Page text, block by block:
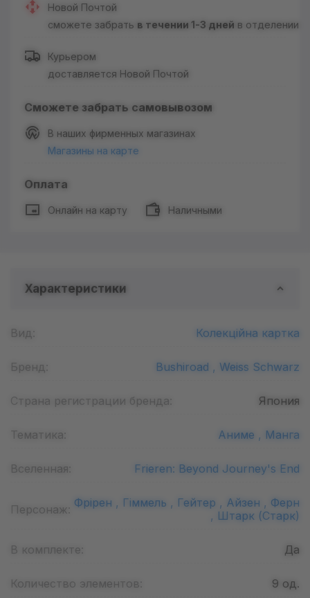
Новой Почтой
сможете забрать в течении 1-3 дней в отделении
Курьером
доставляется Новой Почтой
Сможете забрать самовывозом
В наших фирменных магазинах
Магазины на карте
Оплата
Онлайн на карту Наличными
Характеристики
Вид: Колекційна картка
Бренд: Bushiroad , Weiss Schwarz
Страна регистрации бренда: Япония
Тематика: Аниме , Манга
Вселенная: Frieren: Beyond Journey's End
Персонаж: Фрірен , Гіммель , Гейтер , Айзен , Ферн
, Штарк (Старк)
В комплекте: Да
Количество элементов: 9 од.